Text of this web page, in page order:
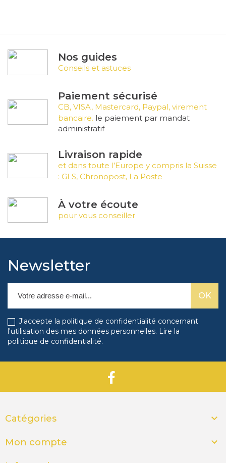
Nos guides
Conseils et astuces
Paiement sécurisé
CB, VISA, Mastercard, Paypal, virement
bancaire. le paiement par mandat
administratif
Livraison rapide
et dans toute l’Europe y compris la Suisse
: GLS, Chronopost, La Poste
À votre écoute
pour vous conseiller
Newsletter
J'accepte la politique de confidentialité concernant
l'utilisation des mes données personnelles. Lire la
politique de confidentialité.
Catégories 
Mon compte 